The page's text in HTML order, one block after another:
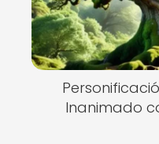
Inanimado